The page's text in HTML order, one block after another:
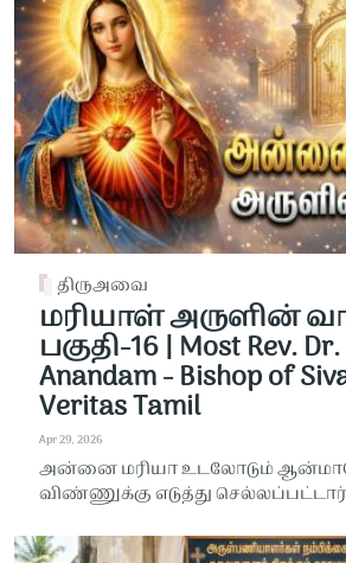
திருஅவை
மரியாள் அருளின்
பகுதி-16 | Most Rev.
Anandam - Bishop of
Veritas Tamil
Apr 29, 2026
அன்னை மரியா உடலோடும்
விண்ணுக்கு எடுத்து